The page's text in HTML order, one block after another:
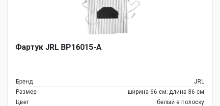
Фартук JRL BP16015-A
Бренд
JRL
Размер
ширина 66 см; длина 86 см
Цвет
белый в полоску